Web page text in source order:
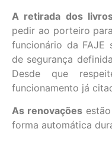
A retirada dos
pedir ao porteiro
funcionário da FAJE
de segurança
Desde que
funcionamento já
As renovaçõesestão
forma automática